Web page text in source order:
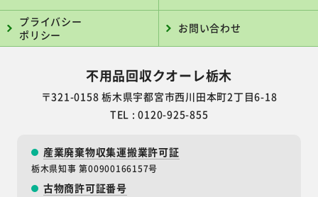
プライバシー
ポリシー
お問い合わせ
不用品回収クオーレ栃木
〒321-0158 栃木県宇都宮市西川田本町2丁目6-18
TEL : 0120-925-855
産業廃棄物収集運搬業許可証
栃木県知事 第00900166157号
古物商許可証番号